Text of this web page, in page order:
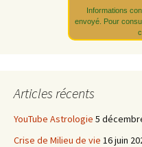
Informations
envoyé. Pour
Articles récents
YouTube Astrologie 5
Crise de Milieu de vie 16 juin